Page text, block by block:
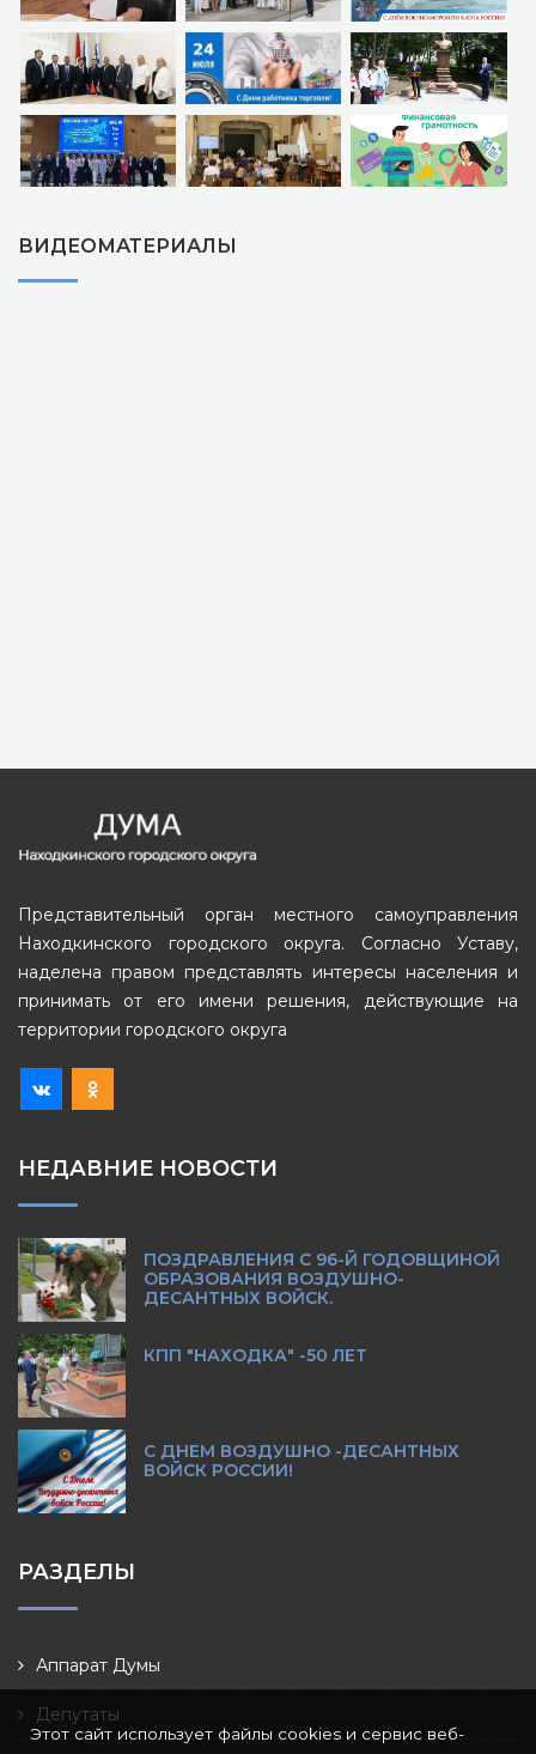
ВИДЕОМАТЕРИАЛЫ
Представительный орган местного самоуправления
Находкинского городского округа. Согласно Уставу,
наделена правом представлять интересы населения и
принимать от его имени решения, действующие на
территории городского округа
НЕДАВНИЕ НОВОСТИ
ПОЗДРАВЛЕНИЯ С 96-Й ГОДОВЩИНОЙ
ОБРАЗОВАНИЯ ВОЗДУШНО-
ДЕСАНТНЫХ ВОЙСК.
КПП "НАХОДКА" -50 ЛЕТ
С ДНЕМ ВОЗДУШНО -ДЕСАНТНЫХ
ВОЙСК РОССИИ!
РАЗДЕЛЫ
Аппарат Думы
Депутаты
Этот сайт использует файлы cookies и сервис веб-